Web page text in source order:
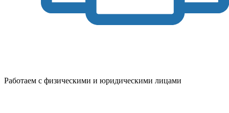
Работаем с физическими и юридическими лицами